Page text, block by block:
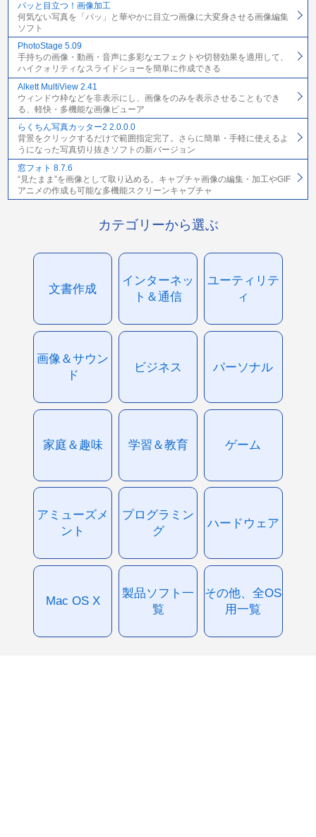
パッと目立つ！画像加工
何気ない写真を「パッ」と華やかに目立つ画像に大変身させる画像編集
ソフト
PhotoStage 5.09
手持ちの画像・動画・音声に多彩なエフェクトや切替効果を適用して、
ハイクォリティなスライドショーを簡単に作成できる
Alkett MultiView 2.41
ウィンドウ枠などを非表示にし、画像をのみを表示させることもでき
る、軽快・多機能な画像ビューア
らくちん写真カッター2 2.0.0.0
背景をクリックするだけで範囲指定完了。さらに簡単・手軽に使えるよ
うになった写真切り抜きソフトの新バージョン
窓フォト 8.7.6
“見たまま”を画像として取り込める。キャプチャ画像の編集・加工やGIF
アニメの作成も可能な多機能スクリーンキャプチャ
カテゴリーから選ぶ
文書作成
インターネッ
ト＆通信
ユーティリテ
ィ
画像＆サウン
ド
ビジネス パーソナル
家庭＆趣味 学習＆教育 ゲーム
アミューズメ
ント
プログラミン
グ
ハードウェア
Mac OS X
製品ソフト一
覧
その他、全OS
用一覧